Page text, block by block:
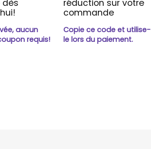
dès
aucun
requis!
réduction sur votre
commande
Copie ce code et utilise-
le lors du paiement.